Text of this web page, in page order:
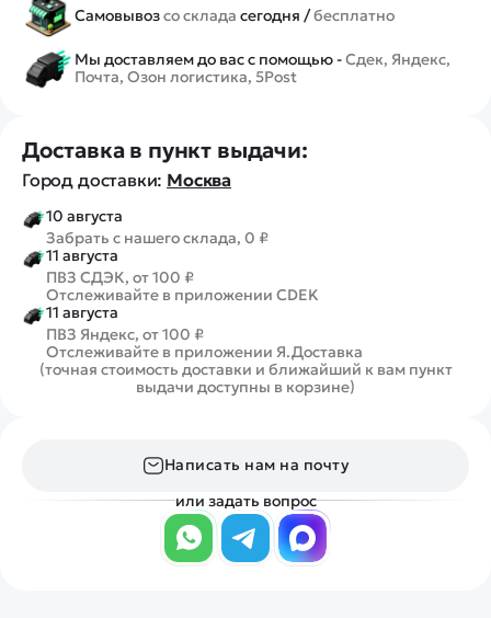
Самовывозсо склада сегодня /бесплатно
Мы доставляем до вас с помощью -Сдек, Яндекс,
Почта, Озон логистика, 5Post
Доставка в пункт выдачи:
Город доставки: Москва
10 августа
Забрать с нашего склада, 0 ₽
11 августа
ПВЗ СДЭК, от 100 ₽
Отслеживайте в приложении CDEK
11 августа
ПВЗ Яндекс, от 100 ₽
Отслеживайте в приложении Я.Доставка
(точная стоимость доставки и ближайший к вам пункт
выдачи доступны в корзине)
Написать нам на почту
или задать вопрос